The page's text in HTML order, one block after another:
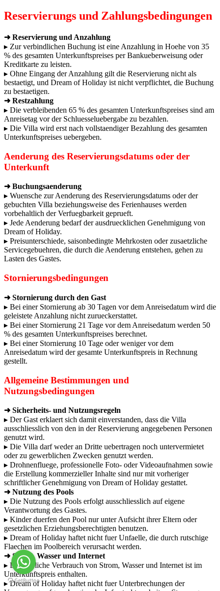
Reservierungs und Zahlungsbedingungen
➜ Reservierung und Anzahlung
▸ Zur verbindlichen Buchung ist eine Anzahlung in Hoehe von 35
% des gesamten Unterkunftspreises per Bankueberweisung oder
Kreditkarte zu leisten.
▸ Ohne Eingang der Anzahlung gilt die Reservierung nicht als
bestaetigt, und Dream of Holiday ist nicht verpflichtet, die Buchung
zu bestaetigen.
➜ Restzahlung
▸ Die verbleibenden 65 % des gesamten Unterkunftspreises sind am
Anreisetag vor der Schluesseluebergabe zu bezahlen.
▸ Die Villa wird erst nach vollstaendiger Bezahlung des gesamten
Unterkunftspreises uebergeben.
Aenderung des Reservierungsdatums oder der
Unterkunft
➜ Buchungsaenderung
▸ Wuensche zur Aenderung des Reservierungsdatums oder der
gebuchten Villa beziehungsweise des Ferienhauses werden
vorbehaltlich der Verfuegbarkeit geprueft.
▸ Jede Aenderung bedarf der ausdruecklichen Genehmigung von
Dream of Holiday.
▸ Preisunterschiede, saisonbedingte Mehrkosten oder zusaetzliche
Servicegebuehren, die durch die Aenderung entstehen, gehen zu
Lasten des Gastes.
Stornierungsbedingungen
➜ Stornierung durch den Gast
▸ Bei einer Stornierung ab 30 Tagen vor dem Anreisedatum wird die
geleistete Anzahlung nicht zurueckerstattet.
▸ Bei einer Stornierung 21 Tage vor dem Anreisedatum werden 50
% des gesamten Unterkunftspreises berechnet.
▸ Bei einer Stornierung 10 Tage oder weniger vor dem
Anreisedatum wird der gesamte Unterkunftspreis in Rechnung
gestellt.
Allgemeine Bestimmungen und
Nutzungsbedingungen
➜ Sicherheits- und Nutzungsregeln
▸ Der Gast erklaert sich damit einverstanden, dass die Villa
ausschliesslich von den in der Reservierung angegebenen Personen
genutzt wird.
▸ Die Villa darf weder an Dritte uebertragen noch untervermietet
oder zu gewerblichen Zwecken genutzt werden.
▸ Drohnenfluege, professionelle Foto- oder Videoaufnahmen sowie
die Erstellung kommerzieller Inhalte sind nur mit vorheriger
schriftlicher Genehmigung von Dream of Holiday gestattet.
➜ Nutzung des Pools
▸ Die Nutzung des Pools erfolgt ausschliesslich auf eigene
Verantwortung des Gastes.
▸ Kinder duerfen den Pool nur unter Aufsicht ihrer Eltern oder
gesetzlichen Erziehungsberechtigten benutzen.
▸ Dream of Holiday haftet nicht fuer Unfaelle, die durch rutschige
Flaechen im Poolbereich verursacht werden.
➜ Strom, Wasser und Internet
▸ Der uebliche Verbrauch von Strom, Wasser und Internet ist im
Unterkunftspreis enthalten.
▸ Dream of Holiday haftet nicht fuer Unterbrechungen der